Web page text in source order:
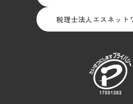
税理士法人エスネット